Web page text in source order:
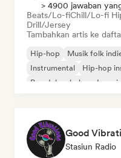
> 4900 jawaban
Beats/Lo-fiChill/Lo-fi
Drill/Jersey
Tambahkan artis ke
Hip-hop Musik folk
Instrumental
Hip-hop
Rap dalam bahasa Inggris
Good
Stasiun Radio